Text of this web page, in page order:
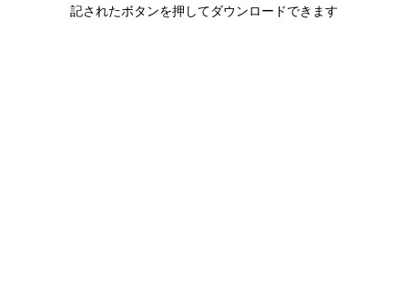
記されたボタンを押してダウンロードできます